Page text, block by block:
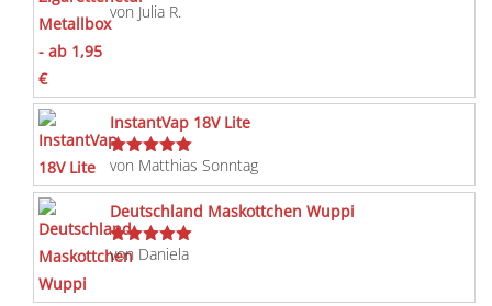
Bewertet
mit
von Julia R.
InstantVap 18V Lite
Bewertet
mit5von 5
von Matthias Sonntag
Deutschland Maskottchen Wuppi
Bewertet
von Daniela